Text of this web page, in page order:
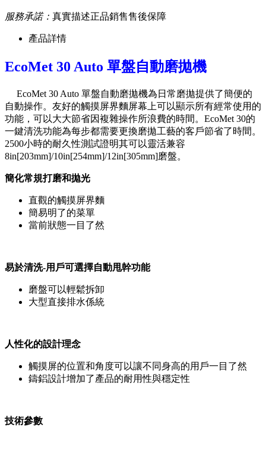
服務承諾： 真實描述正品銷售售後保障
產品詳情
EcoMet 30 Auto 單盤自動磨拋機
EcoMet 30 Auto 單盤自動磨拋機為日常磨拋提供了簡便的
自動操作。友好的觸摸屏界麵屏幕上可以顯示所有經常使用的
功能，可以大大節省因複雜操作所浪費的時間。EcoMet 30的
一鍵清洗功能為每步都需要更換磨拋工藝的客戶節省了時間。
2500小時的耐久性測試證明其可以靈活兼容
8in[203mm]/10in[254mm]/12in[305mm]磨盤。
簡化常規打磨和拋光
直觀的觸摸屏界麵
簡易明了的菜單
當前狀態一目了然
易於清洗-用戶可選擇自動甩幹功能
磨盤可以輕鬆拆卸
大型直接排水係統
人性化的設計理念
觸摸屏的位置和角度可以讓不同身高的用戶一目了然
鑄鋁設計增加了產品的耐用性與穩定性
技術參數